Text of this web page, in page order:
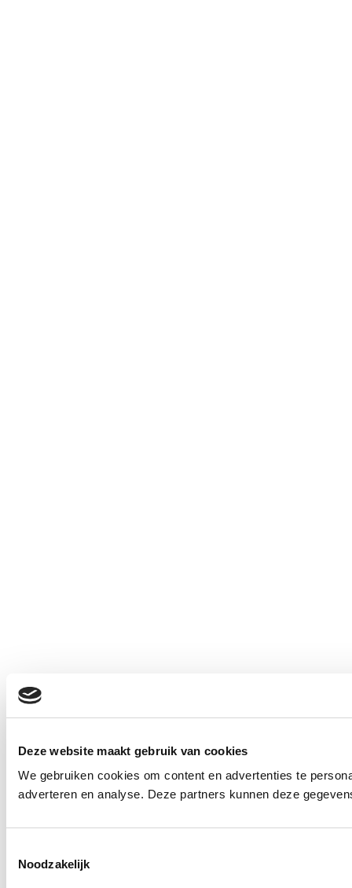
Deze website maakt gebruik van cookies
We gebruiken cookies om content en advertenties te
adverteren en analyse. Deze partners kunnen deze
Noodzakelijk